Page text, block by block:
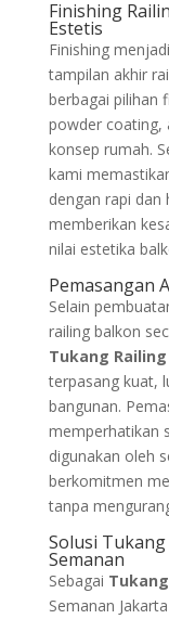
Finishing
Estetis
Finishing
tampilan akhir
berbagai pilihan
powder coating,
konsep rumah.
kami
dengan rapi dan
memberikan
nilai estetika
Pemasangan
Selain
railing balkon
Tukang
terpasang kuat,
bangunan.
memperhatikan
digunakan oleh
berkomitmen
tanpa
Solusi
Semanan
Sebagai
Semanan